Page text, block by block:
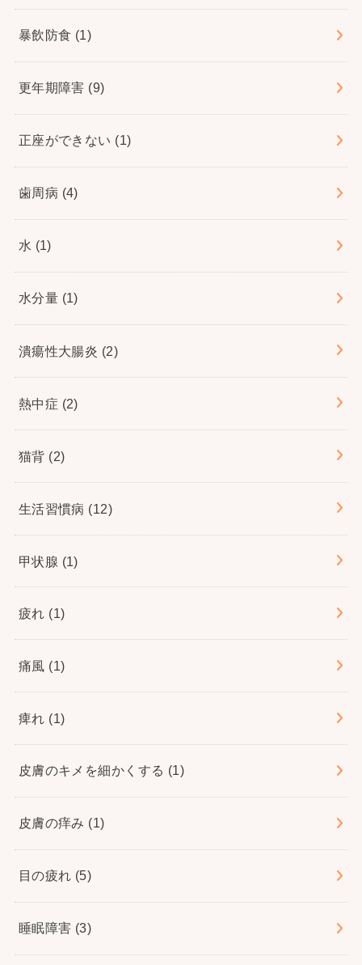
暴飲防食 (1)
更年期障害 (9)
正座ができない (1)
歯周病 (4)
水 (1)
水分量 (1)
潰瘍性大腸炎 (2)
熱中症 (2)
猫背 (2)
生活習慣病 (12)
甲状腺 (1)
疲れ (1)
痛風 (1)
痺れ (1)
皮膚のキメを細かくする (1)
皮膚の痒み (1)
目の疲れ (5)
睡眠障害 (3)